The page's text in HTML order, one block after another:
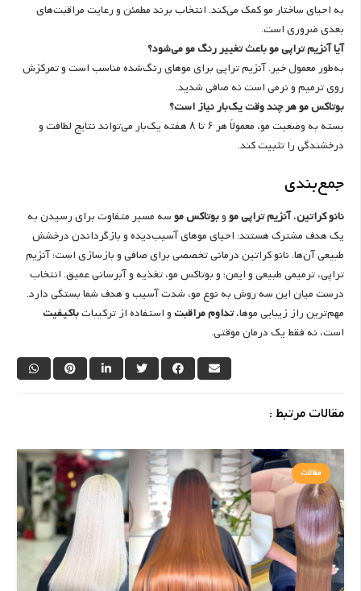
به احیای ساختار مو کمک می‌کند. انتخاب برند مطمئن و رعایت مراقبت‌های
بعدی ضروری است.
آیا آنزیم تراپی مو باعث تغییر رنگ مو می‌شود؟
به‌طور معمول خیر. آنزیم تراپی برای موهای رنگ‌شده مناسب است و تمرکزش
روی ترمیم و نرمی است نه صافی شدید.
بوتاکس مو هر چند وقت یک‌بار نیاز است؟
بسته به وضعیت مو، معمولاً هر ۶ تا ۸ هفته یک‌بار می‌تواند نتایج لطافت و
درخشندگی را تثبیت کند.
جمع‌بندی
نانو کراتین،آنزیم تراپی مووبوتاکس موسه مسیر متفاوت برای رسیدن به
یک هدف مشترک هستند: احیای موهای آسیب‌دیده و بازگرداندن درخشش
طبیعی آن‌ها. نانو کراتین درمانی تخصصی برای صافی و بازسازی است؛ آنزیم
تراپی، ترمیمی طبیعی و ایمن؛ و بوتاکس مو، تغذیه و آبرسانی عمیق. انتخاب
درست میان این سه روش به نوع مو، شدت آسیب و هدف شما بستگی دارد.
مهم‌ترین راز زیبایی موها،تداوم مراقبتو استفاده از ترکیباتباکیفیت
است، نه فقط یک درمان موقتی.
مقالات مرتبط :
مقالات